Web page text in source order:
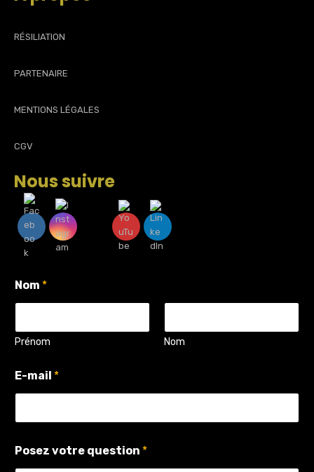
RÉSILIATION
PARTENAIRE
MENTIONS LÉGALES
CGV
Nous suivre
Nom *
Prénom Nom
E-mail *
-
m
Posez votre question *